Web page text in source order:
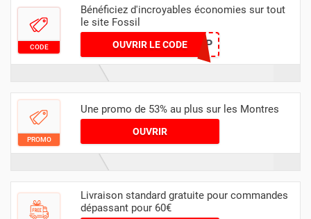
CODE
Bénéficiez d'incroyables économies sur tout
le site Fossil
OUVRIR LE CODE
82381SHIP
PROMO
Une promo de 53% au plus sur les Montres
OUVRIR
Livraison standard gratuite pour commandes
dépassant pour 60€